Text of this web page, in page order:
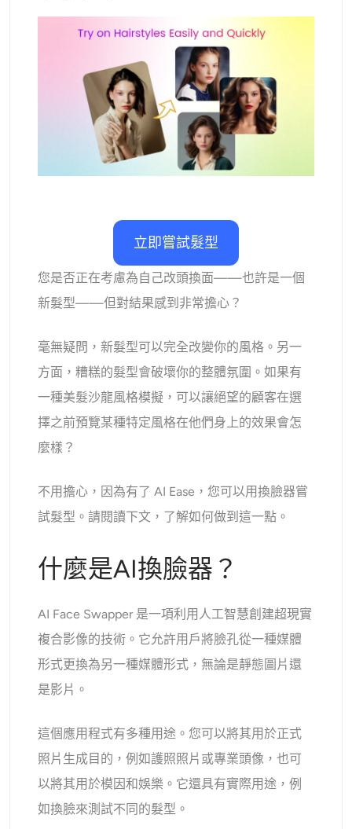
Kling 2.1 Master
人工智慧替換器
AI 風格圖片生成器
肖像工具
髮型更換器
換衣服
AI寶貝
爆頭生成器專業版
AI頭像生成器
護照照片製作工具
視頻增強器
立即嘗試髮型
您是否正在考慮為自己改頭換面——也許是一個
新髮型——但對結果感到非常擔心？
毫無疑問，新髮型可以完全改變你的風格。另一
方面，糟糕的髮型會破壞你的整體氛圍。如果有
一種美髮沙龍風格模擬，可以讓絕望的顧客在選
擇之前預覽某種特定風格在他們身上的效果會怎
麼樣？
不用擔心，因為有了 AI Ease，您可以用換臉器嘗
試髮型。請閱讀下文，了解如何做到這一點。
什麼是AI換臉器？
AI Face Swapper 是一項利用人工智慧創建超現實
複合影像的技術。它允許用戶將臉孔從一種媒體
形式更換為另一種媒體形式，無論是靜態圖片還
是影片。
這個應用程式有多種用途。您可以將其用於正式
照片生成目的，例如護照照片或專業頭像，也可
以將其用於模因和娛樂。它還具有實際用途，例
如換臉來測試不同的髮型。